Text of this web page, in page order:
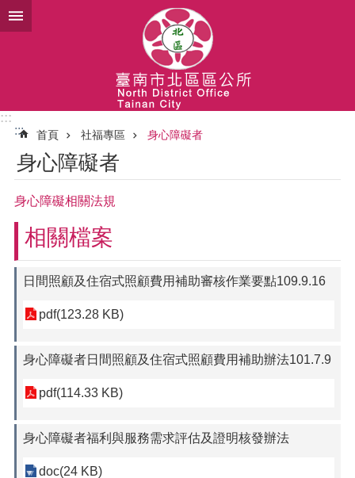
跳到主要內容區塊
:::
:::
首頁 社福專區 身心障礙者
身心障礙者
身心障礙相關法規
相關檔案
日間照顧及住宿式照顧費用補助審核作業要點109.9.16
pdf(123.28 KB)
身心障礙者日間照顧及住宿式照顧費用補助辦法101.7.9
pdf(114.33 KB)
身心障礙者福利與服務需求評估及證明核發辦法
doc(24 KB)